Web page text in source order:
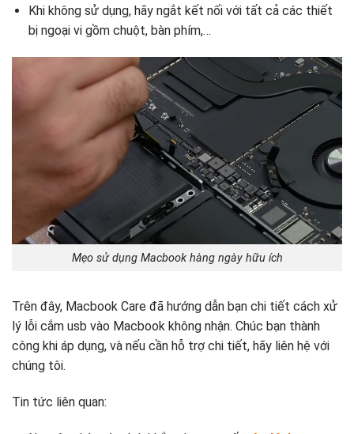
Khi không sử dụng, hãy ngắt kết nối với tất cả các thiết
bị ngoại vi gồm chuột, bàn phím,…
Mẹo sử dụng Macbook hàng ngày hữu ích
Trên đây, Macbook Care đã hướng dẫn bạn chi tiết cách xử
lý lỗi cắm usb vào Macbook không nhận. Chúc bạn thành
công khi áp dụng, và nếu cần hỗ trợ chi tiết, hãy liên hệ với
chúng tôi.
Tin tức liên quan: